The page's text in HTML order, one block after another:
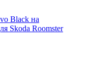
Black на
Skoda Roomster